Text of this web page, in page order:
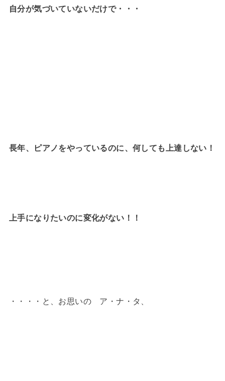
自分が気づいていないだけで・・・
長年、ピアノをやっているのに、何しても上達しない！
上手になりたいのに変化がない！！
・・・・と、お思いの ア・ナ・タ、